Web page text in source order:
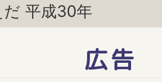
平成30年
広告